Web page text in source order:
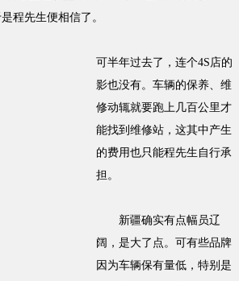
程先生便相信了。
可半年过去了，连个4S店的
影也没有。车辆的保养、维
修动辄就要跑上几百公里才
能找到维修站，这其中产生
的费用也只能程先生自行承
担。
新疆确实有点幅员辽
阔，是大了点。可有些品牌
因为车辆保有量低，特别是